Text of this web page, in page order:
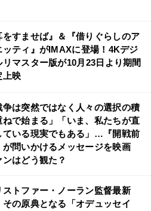
をすませば』＆『借りぐらしのア
ッティ』がIMAXに登場！4Kデジ
リマスター版が10月23日より期間
上映
争は突然ではなく人々の選択の積
ねで始まる」「いま、私たちが直
ている現実でもある」…『開戦前
が問いかけるメッセージを映画
ンはどう観た？
ストファー・ノーラン監督最新
その原典となる「オデュッセイ